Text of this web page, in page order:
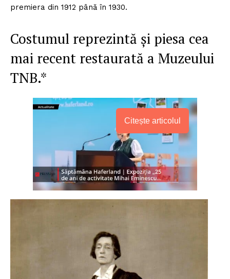
premiera din 1912 până în 1930.
Costumul reprezintă şi piesa cea
mai recent restaurată a Muzeului
TNB.*
Citește articolul